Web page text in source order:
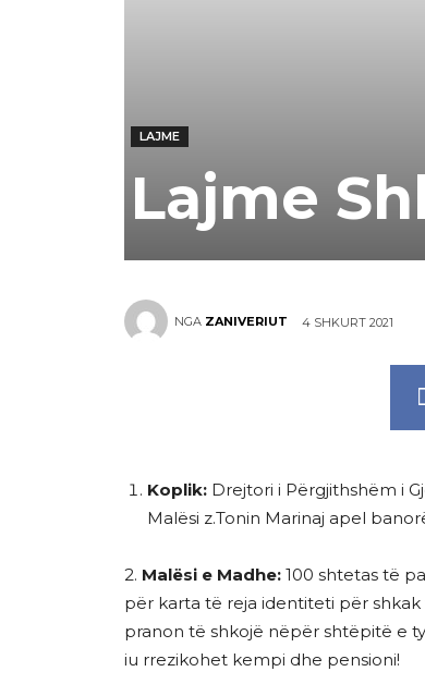
LAJME
Lajme
NGA ZANIVERIUT 4 SHKURT 2021
Koplik: Drejtori i Përgjithshëm i
Malësi z.Tonin Marinaj apel
2. Malësi e Madhe: 100 shtetas të
për karta të reja identiteti për
pranon të shkojë nëpër shtëpitë e
iu rrezikohet kempi dhe pensioni!